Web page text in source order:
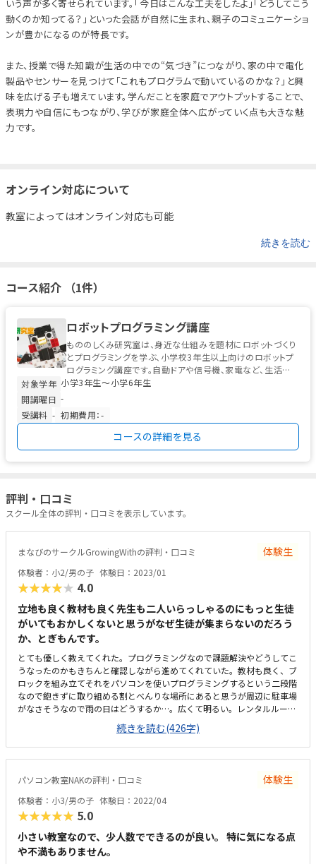
いう声が多く寄せられています。「今日はこんな工夫をしたよ」「どうしてこう
動くのか知ってる？」といった会話が自然に生まれ、親子のコミュニケーショ
ンが豊かになるのが特長です。
また、授業で得た知識が生活の中での“気づき”につながり、家の中で電化
製品やセンサーを見つけて「これもプログラムで動いているのかな？」と興
味を広げる子も増えています。学んだことを家庭でアウトプットすることで、
表現力や自信にもつながり、学びが家庭全体へ広がっていく点も大きな魅
力です。
オンライン対応について
教室によってはオンライン対応も可能
続きを読む
コース紹介 （1件）
ロボットプログラミング講座
もののしくみ研究室は、身近な仕組みを題材にロボットづくり
とプログラミングを学ぶ、小学校3年生以上向けのロボットプ
ログラミング講座です。自動ドアや信号機、家電など、生活の
中にある“しくみ”をテーマ...
対象学年 小学3年生〜小学6年生
開講曜日 -
受講料 - 初期費用：-
コースの詳細を見る
評判・口コミ
スクール全体の評判・口コミを表示しています。
まなびのサークルGrowingWithの評判・口コミ 体験生
体験者：小2/男の子 体験日：2023/01
★★★★★ 4.0
立地も良く教材も良く先生も二人いらっしゃるのにもっと生徒
がいてもおかしくないと思うがなぜ生徒が集まらないのだろう
か、とぎもんです。
とても優しく教えてくれた。プログラミングなので課題解決やどうしてこ
うなったのかもきちんと確認しながら進めてくれていた。教材も良く、ブ
ロックを組み立てそれをパソコンを使いプログラミングするという二段階
なので飽きずに取り組める割とべんりな場所にあると思うが周辺に駐車場
がなさそうなので雨の日はどうするか…。広くて明るい。レンタルルーム
として使われているようなので広すぎるくらい、リラックスして授業を受
けられた。時間と料金の提示が曖昧な所があった。休んだ場合は振替等は
なく次回はその2コマは飛ばして次の課題になるとの話だったので良いの
か悪いのか…。月一回でニコマやるとの話だったので集中力が持つかどう
先生になる予定ですとのことで贅沢すぎるなと思う反面一緒に学ぶ友達が
いるともっと良いなと思った。教材カリキュラムは問題ないが、教材が良
い分余すことなくうまく生徒に教えてほしいという気持ちがある。
続きを読む(426字)
パソコン教室NAKの評判・口コミ 体験生
体験者：小3/男の子 体験日：2022/04
★★★★★ 5.0
小さい教室なので、少人数でできるのが良い。 特に気になる点
や不満もありません。